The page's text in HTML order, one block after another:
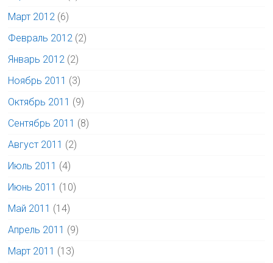
Март 2012 (6)
Февраль 2012 (2)
Январь 2012 (2)
Ноябрь 2011 (3)
Октябрь 2011 (9)
Сентябрь 2011 (8)
Август 2011 (2)
Июль 2011 (4)
Июнь 2011 (10)
Май 2011 (14)
Апрель 2011 (9)
Март 2011 (13)